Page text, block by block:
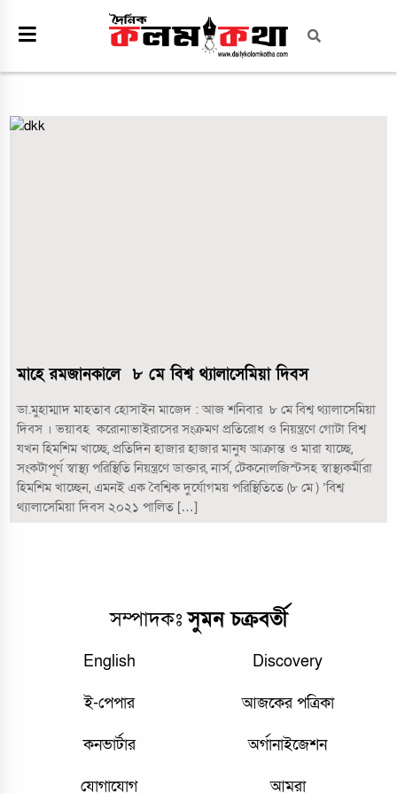
মাহে রমজানকালে ৮ মে বিশ্ব থ্যালাসেমিয়া দিবস
ডা.মুহাম্মাদ মাহতাব হোসাইন মাজেদ : আজ শনিবার ৮ মে বিশ্ব থ্যালাসেমিয়া
দিবস । ভয়াবহ করোনাভাইরাসের সংক্রমণ প্রতিরোধ ও নিয়ন্ত্রণে গোটা বিশ্ব
যখন হিমশিম খাচ্ছে, প্রতিদিন হাজার হাজার মানুষ আক্রান্ত ও মারা যাচ্ছে,
সংকটাপূর্ণ স্বাস্থ্য পরিস্থিতি নিয়ন্ত্রণে ডাক্তার, নার্স, টেকনোলজিস্টসহ স্বাস্থ্যকর্মীরা
হিমশিম খাচ্ছেন, এমনই এক বৈশ্বিক দুর্যোগময় পরিস্থিতিতে (৮ মে ) ‘বিশ্ব
থ্যালাসেমিয়া দিবস ২০২১ পালিত […]
সম্পাদকঃসুমন চক্রবর্তী
English Discovery
ই-পেপার আজকের পত্রিকা
কনভার্টার অর্গানাইজেশন
যোগাযোগ আমরা